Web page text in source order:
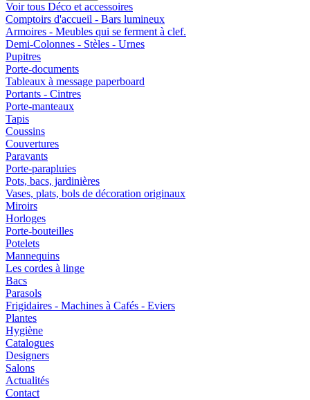
Voir tous Déco et accessoires
Comptoirs d'accueil - Bars lumineux
Armoires - Meubles qui se ferment à clef.
Demi-Colonnes - Stèles - Urnes
Pupitres
Porte-documents
Tableaux à message paperboard
Portants - Cintres
Porte-manteaux
Tapis
Coussins
Couvertures
Paravants
Porte-parapluies
Pots, bacs, jardinières
Vases, plats, bols de décoration originaux
Miroirs
Horloges
Porte-bouteilles
Potelets
Mannequins
Les cordes à linge
Bacs
Parasols
Frigidaires - Machines à Cafés - Eviers
Plantes
Hygiène
Catalogues
Designers
Salons
Actualités
Contact